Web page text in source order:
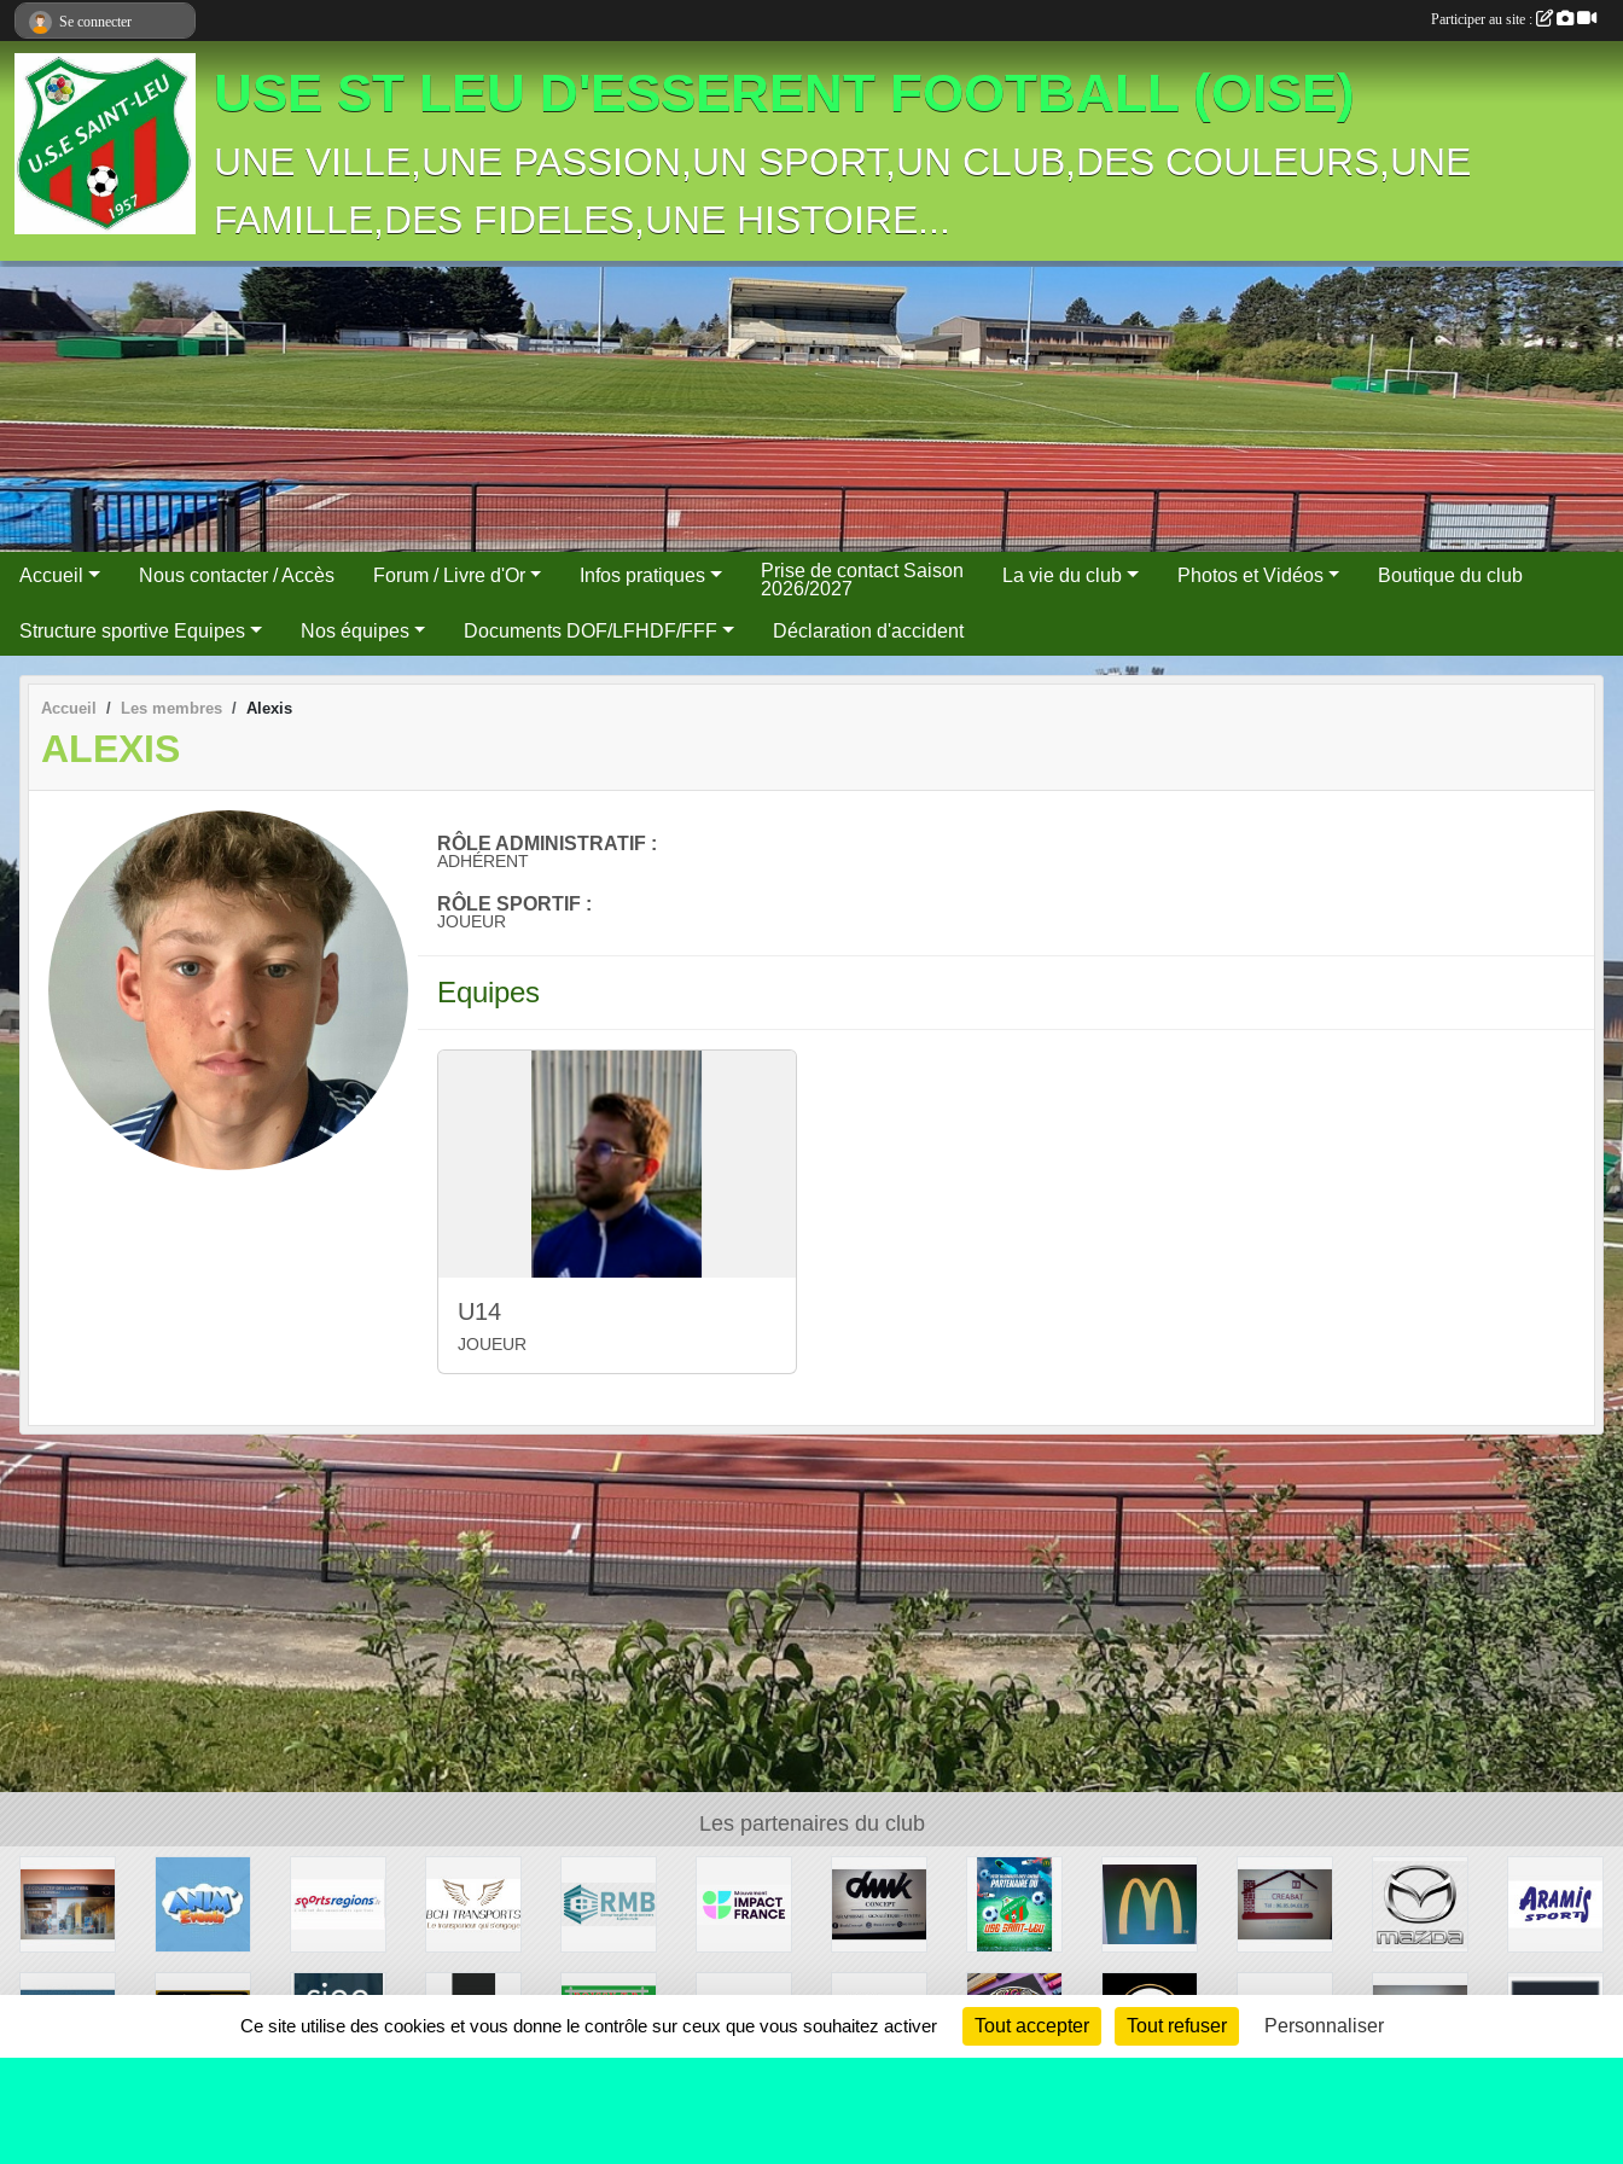
USE ST LEU D'ESSERENT FOOTBALL (OISE)
UNE VILLE,UNE PASSION,UN SPORT,UN CLUB,DES COULEURS,UNE
FAMILLE,DES FIDELES,UNE HISTOIRE...
Accueil Nous contacter / Accès Forum / Livre d'Or Infos pratiques
Prise de contact Saison
2026/2027
La vie du club Photos et Vidéos Boutique du club
Structure sportive Equipes Nos équipes Documents DOF/LFHDF/FFF Déclaration d'accident
Accueil Les membres Alexis
ALEXIS
RÔLE ADMINISTRATIF :
ADHÉRENT
RÔLE SPORTIF :
JOUEUR
Equipes
U14
JOUEUR
Les partenaires du club
Se connecter Participer au site :
Panneau de gestion des cookies
Ce site utilise des cookies et vous donne le contrôle sur ceux que vous souhaitez activer Tout accepter Tout refuser Personnaliser